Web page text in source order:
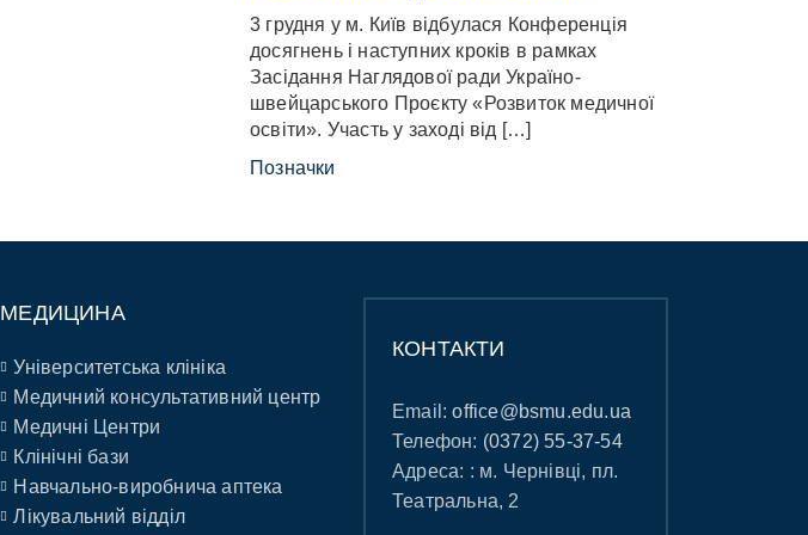
3 грудня у м. Київ відбулася Конференція
досягнень і наступних кроків в рамках
Засідання Наглядової ради Україно-
швейцарського Проєкту «Розвиток медичної
освіти». Участь у заході від […]
Позначки
МЕДИЦИНА
Університетська клініка
Медичний консультативний центр
Медичні Центри
Клінічні бази
Навчально-виробнича аптека
Лікувальний відділ
КОНТАКТИ
Email:office@bsmu.edu.ua
Телефон: (0372) 55-37-54
Адреса: : м. Чернівці, пл.
Театральна, 2